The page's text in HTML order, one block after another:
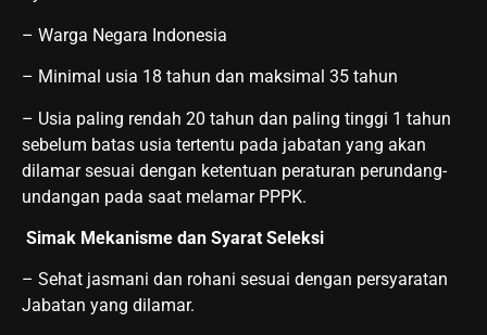
– Warga Negara Indonesia
– Minimal usia 18 tahun dan maksimal 35 tahun
– Usia paling rendah 20 tahun dan paling tinggi 1 tahun
sebelum batas usia tertentu pada jabatan yang akan
dilamar sesuai dengan ketentuan peraturan perundang-
undangan pada saat melamar PPPK.
Simak Mekanisme dan Syarat Seleksi
– Sehat jasmani dan rohani sesuai dengan persyaratan
Jabatan yang dilamar.